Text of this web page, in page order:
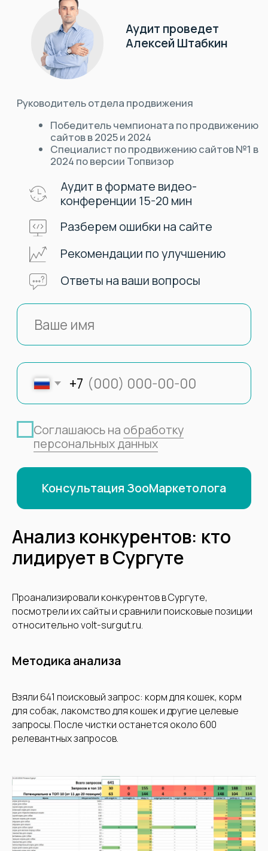
Анализ конкурентов: кто
лидирует в Сургуте
Проанализировали конкурентов в Сургуте,
посмотрели их сайты и сравнили поисковые позиции
относительно volt-surgut.ru.
Методика анализа
Взяли 641 поисковый запрос: корм для кошек, корм
для собак, лакомство для кошек и другие целевые
запросы. После чистки останется около 600
релевантных запросов.